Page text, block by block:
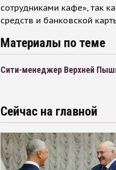
сотрудниками кафе», так
средств и банковской
Материалы по теме
Сити-менеджер Верхней
Сейчас на главной